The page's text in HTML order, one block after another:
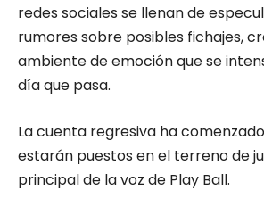
redes sociales se llenan de
rumores sobre posibles fichajes,
ambiente de emoción que se
día que pasa.
La cuenta regresiva ha
estarán puestos en el terreno de
principal de la voz de Play Ball.